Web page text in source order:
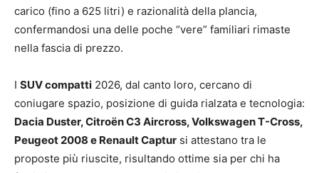
carico (fino a 625 litri) e razionalità della plancia,
confermandosi una delle poche “vere” familiari rimaste
nella fascia di prezzo.
I SUV compatti 2026, dal canto loro, cercano di
coniugare spazio, posizione di guida rialzata e tecnologia:
Dacia Duster, Citroën C3 Aircross, Volkswagen T-Cross,
Peugeot 2008 e Renault Captur si attestano tra le
proposte più riuscite, risultando ottime sia per chi ha